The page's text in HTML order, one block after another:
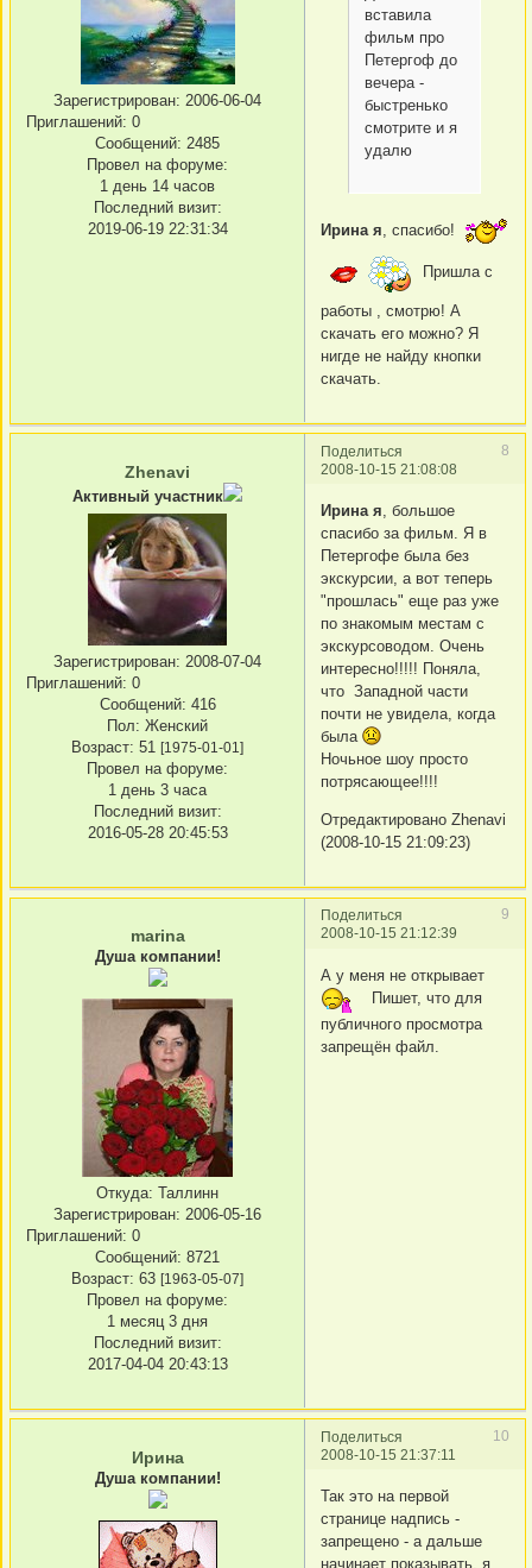
Зарегистрирован: 2006-06-04
Приглашений: 0
Сообщений: 2485
Провел на форуме:
1 день 14 часов
Последний визит:
2019-06-19 22:31:34
вставила
фильм про
Петергоф до
вечера -
быстренько
смотрите и я
удалю
Ирина я, спасибо!
Пришла с
работы , смотрю! А
скачать его можно? Я
нигде не найду кнопки
скачать.
Поделиться
8
2008-10-15 21:08:08
Zhenavi
Активный участник
Зарегистрирован: 2008-07-04
Приглашений: 0
Сообщений: 416
Пол: Женский
Возраст: 51 [1975-01-01]
Провел на форуме:
1 день 3 часа
Последний визит:
2016-05-28 20:45:53
Ирина я, большое
спасибо за фильм. Я в
Петергофе была без
экскурсии, а вот теперь
"прошлась" еще раз уже
по знакомым местам с
экскурсоводом. Очень
интересно!!!!! Поняла,
что Западной части
почти не увидела, когда
была
Ночьное шоу просто
потрясающее!!!!
Отредактировано Zhenavi
(2008-10-15 21:09:23)
Поделиться
9
2008-10-15 21:12:39
marina
Душа компании!
Откуда: Таллинн
Зарегистрирован: 2006-05-16
Приглашений: 0
Сообщений: 8721
Возраст: 63 [1963-05-07]
Провел на форуме:
1 месяц 3 дня
Последний визит:
2017-04-04 20:43:13
А у меня не открывает
Пишет, что для
публичного просмотра
запрещён файл.
Поделиться
10
2008-10-15 21:37:11
Ирина
Душа компании!
Так это на первой
странице надпись -
запрещено - а дальше
начинает показывать, я